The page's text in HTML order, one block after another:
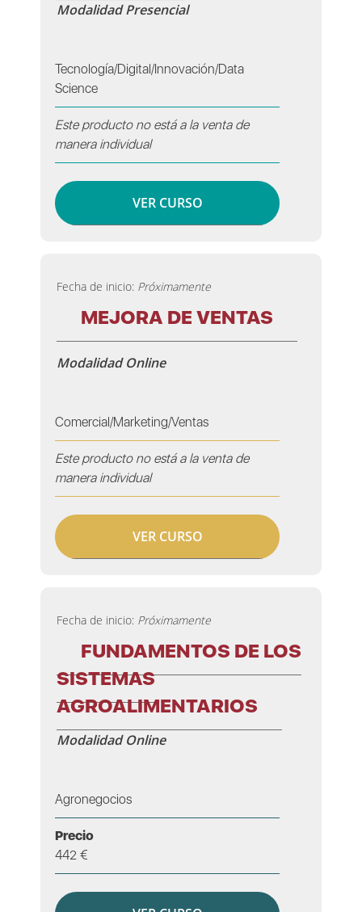
Modalidad Presencial
Tecnología/Digital/Innovación/Data
Science
Este producto no está a la venta de
manera individual
VER CURSO
Fecha de inicio: Próximamente
MEJORA DE VENTAS
Modalidad Online
Comercial/Marketing/Ventas
Este producto no está a la venta de
manera individual
VER CURSO
Fecha de inicio: Próximamente
FUNDAMENTOS DE LOS
SISTEMAS
AGROALIMENTARIOS
Modalidad Online
Agronegocios
Precio
442 €